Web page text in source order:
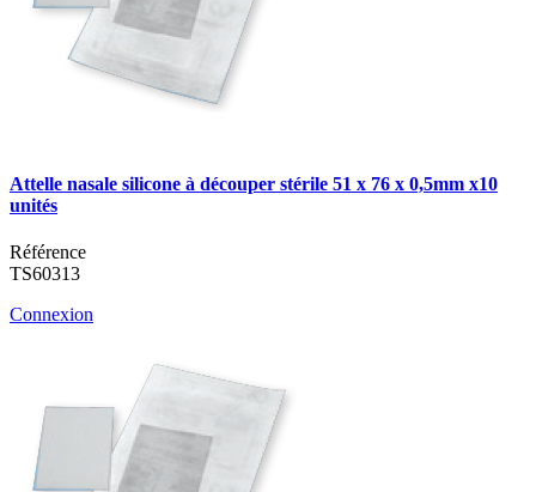
Attelle nasale silicone à découper stérile 51 x 76 x 0,5mm x10
unités
Référence
TS60313
Connexion